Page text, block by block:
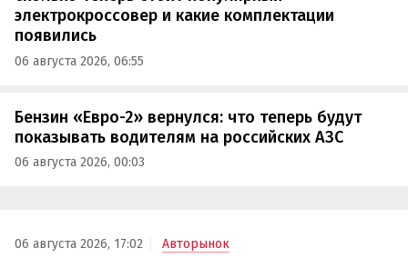
электрокроссовер и какие комплектации
появились
06 августа 2026, 06:55
Бензин «Евро-2» вернулся: что теперь будут
показывать водителям на российских АЗС
06 августа 2026, 00:03
06 августа 2026, 17:02 Авторынок